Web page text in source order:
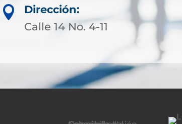

Dirección:
Calle 14 No. 4-11